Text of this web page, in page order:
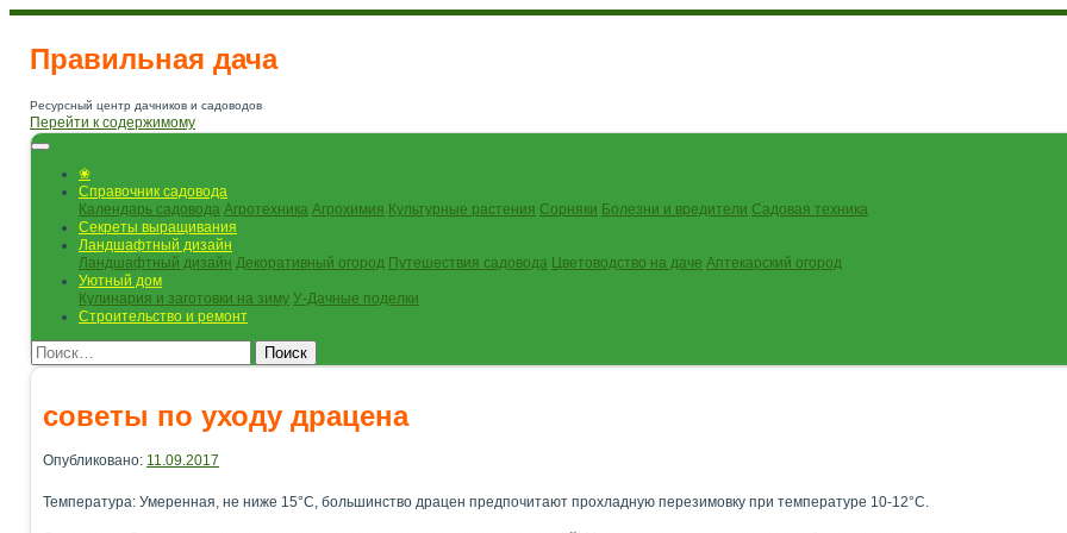
Правильная дача
Ресурсный центр дачников и садоводов
Перейти к содержимому
❀
Справочник садовода
Календарь садовода Агротехника Агрохимия Культурные растения Сорняки Болезни и вредители Садовая техника
Секреты выращивания
Ландшафтный дизайн
Ландшафтный дизайн Декоративный огород Путешествия садовода Цветоводство на даче Аптекарский огород
Уютный дом
Кулинария и заготовки на зиму У-Дачные поделки
Строительство и ремонт
Поиск
советы по уходу драцена
Опубликовано: 11.09.2017
Температура: Умеренная, не ниже 15°С, большинство драцен предпочитают прохладную перезимовку при температуре 10-12°С.